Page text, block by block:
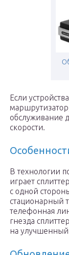
Если
обслуживание
скорости.
В технологии
играет
с одной
стационарный
телефонная
гнезда
на улучшенный